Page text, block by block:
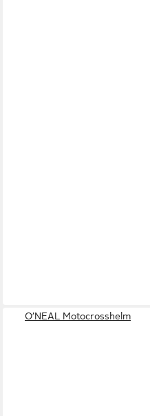
O’NEAL Motocrosshelm